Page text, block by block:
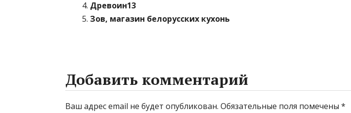
Древоин13
Зов, магазин белорусских кухонь
Добавить комментарий
Ваш адрес email не будет опубликован. Обязательные поля помечены *